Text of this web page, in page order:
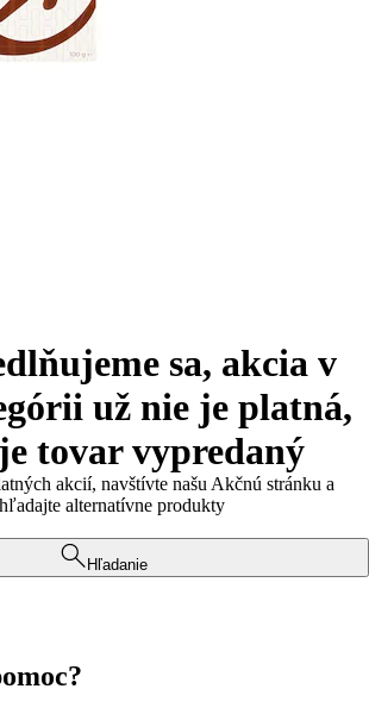
sa, akcia v
už nie je platná,
tovar vypredaný
akcií, navštívte našu Akčnú stránku a
alternatívne produkty
Hľadanie